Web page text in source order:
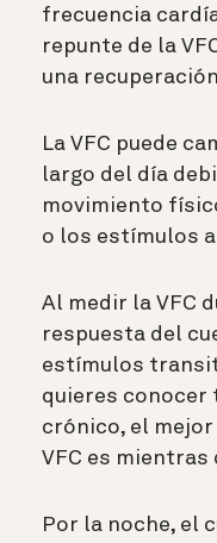
frecuencia
repunte de la
una
La VFC puede
largo del día
movimiento
o los estímulos
Al medir la VFC
respuesta del
estímulos
quieres
crónico, el
VFC es mientras
Por la noche, el